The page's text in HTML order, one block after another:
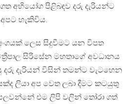
අභියෝග පිළිබඳව දරු දැරියන්ට
හැකිවිය.
ලෙස සිදුවීමට යන විපත
සිරිසේන මහතාගේ අවධානය
දැරියන් විසින් තමන්ට වැටහෙන
ලියා අප වෙත ලබා දීමට කටයුතු
එම ලිපි වලින් තෝරා ගත්